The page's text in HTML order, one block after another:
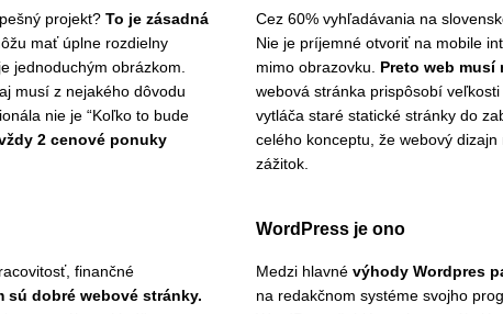
projekt? To je zásadná
mať úplne rozdielny
jednoduchým obrázkom.
musí z nejakého dôvodu
nie je “Koľko to bude
2 cenové ponuky
Cez 60% vyhľadávania na
Nie je príjemné otvoriť na mobile
mimo obrazovku. Preto web musí
webová stránka prispôsobí veľkosti
vytláča staré statické stránky do
celého konceptu, že webový
zážitok.
finančné
sú dobré webové stránky.
WordPress je ono
Medzi hlavné výhody Wordpres
na redakčnom systéme svojho